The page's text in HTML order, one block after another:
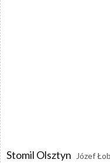
Stomil Olsztyn Józef